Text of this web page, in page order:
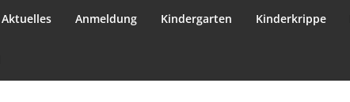
Aktuelles Anmeldung Kindergarten Kinderkrippe